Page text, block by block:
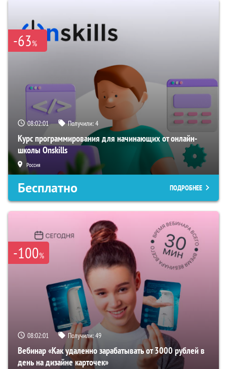
-63%
08:02:00 Получили:4
Курс программирования для начинающих от онлайн-
школы Onskills
Россия
Бесплатно ПОДРОБНЕЕ
-100%
08:02:00 Получили:49
Вебинар «Как удаленно зарабатывать от 3000 рублей в
день на дизайне карточек»